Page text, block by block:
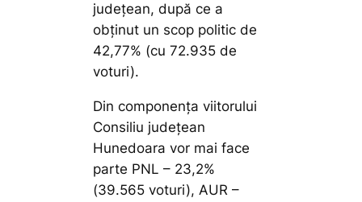
județean, după ce a
obținut un scop politic de
42,77% (cu 72.935 de
voturi).
Din componența viitorului
Consiliu județean
Hunedoara vor mai face
parte PNL – 23,2%
(39.565 voturi), AUR –